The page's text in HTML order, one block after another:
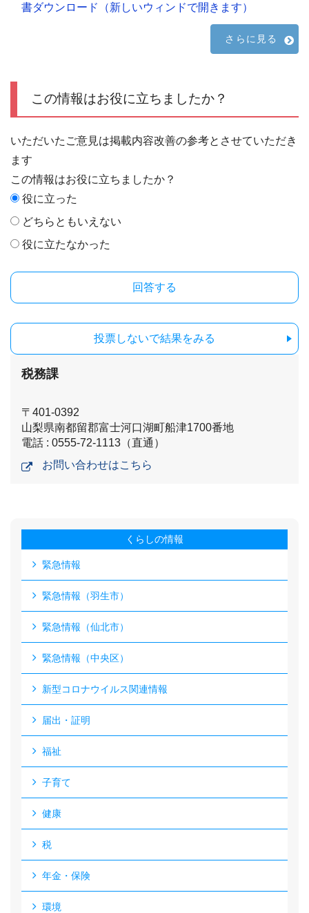
書ダウンロード（新しいウィンドで開きます）
さらに見る
この情報はお役に立ちましたか？
いただいたご意見は掲載内容改善の参考とさせていただき
ます
この情報はお役に立ちましたか？
役に立った
どちらともいえない
役に立たなかった
投票しないで結果をみる
税務課
〒401-0392
山梨県南都留郡富士河口湖町船津1700番地
電話 : 0555-72-1113（直通）
お問い合わせはこちら
くらしの情報
緊急情報
緊急情報（羽生市）
緊急情報（仙北市）
緊急情報（中央区）
新型コロナウイルス関連情報
届出・証明
福祉
子育て
健康
税
年金・保険
環境